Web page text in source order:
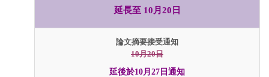
延長至 10月20日
論文摘要接受通知
10月20日
延後於10月27日通知